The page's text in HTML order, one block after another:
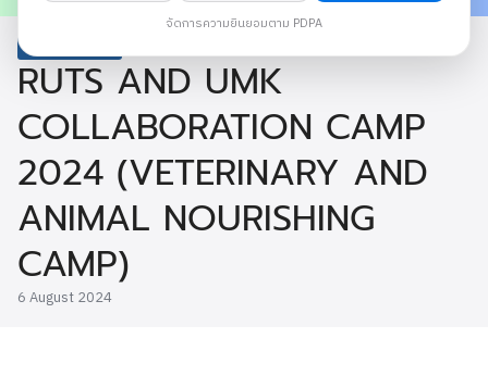
Affairs News
RUTS AND UMK
COLLABORATION CAMP
2024 (VETERINARY AND
ANIMAL NOURISHING
CAMP)
6 August 2024
จัดการความยินยอมตาม PDPA